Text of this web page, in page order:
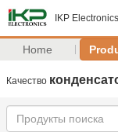
IKP
Home
Качество